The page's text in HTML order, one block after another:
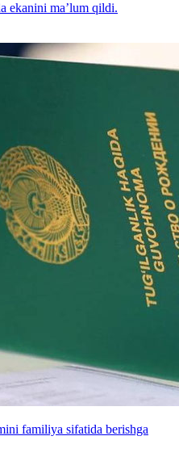
ekanini ma’lum qildi.
familiya sifatida berishga